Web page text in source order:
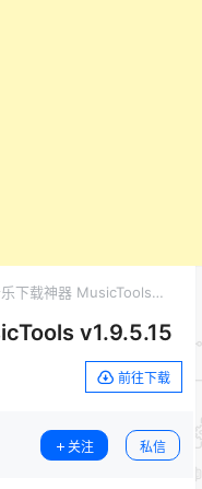
下载神器 MusicTools
v1.9.5.15
前往下载
关注 私信